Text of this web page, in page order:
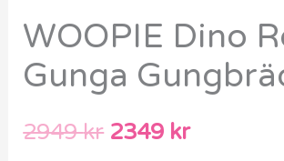
WOOPIE Dino
Gunga
2949kr 2349 kr